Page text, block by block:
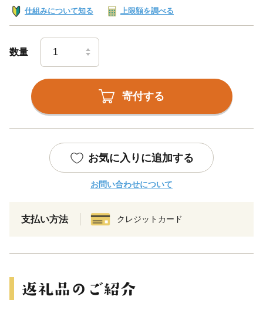
仕組みについて知る 上限額を調べる
数量
寄付する
お気に入りに追加する
お問い合わせについて
支払い方法 クレジットカード